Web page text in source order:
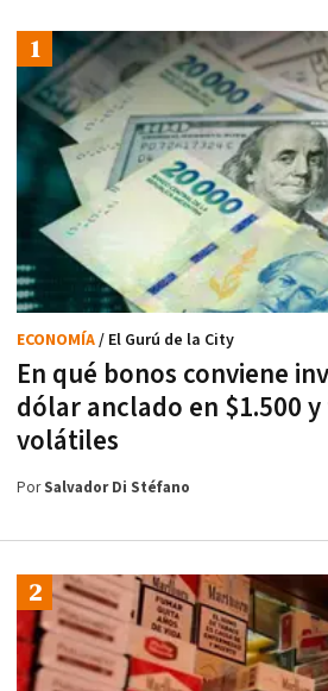
En qué bonos conviene
dólar anclado en $1.500
volátiles
ECONOMÍA/ El Gurú de la City
PorSalvador Di Stéfano